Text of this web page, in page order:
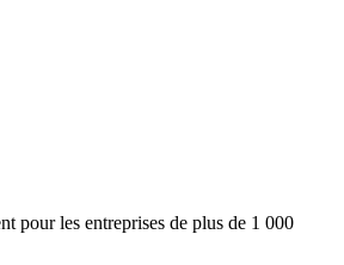
pour les entreprises de plus de 1 000